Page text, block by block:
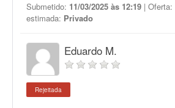
Submetido: 11/03/2025 às 12:19 | Oferta:
estimada: Privado
Eduardo M.
Rejeitada